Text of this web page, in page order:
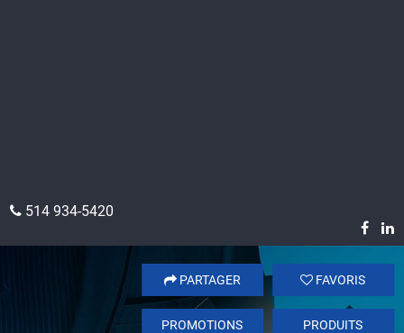
514 934-5420
FAVORIS
PARTAGER
PRODUITS
PROMOTIONS